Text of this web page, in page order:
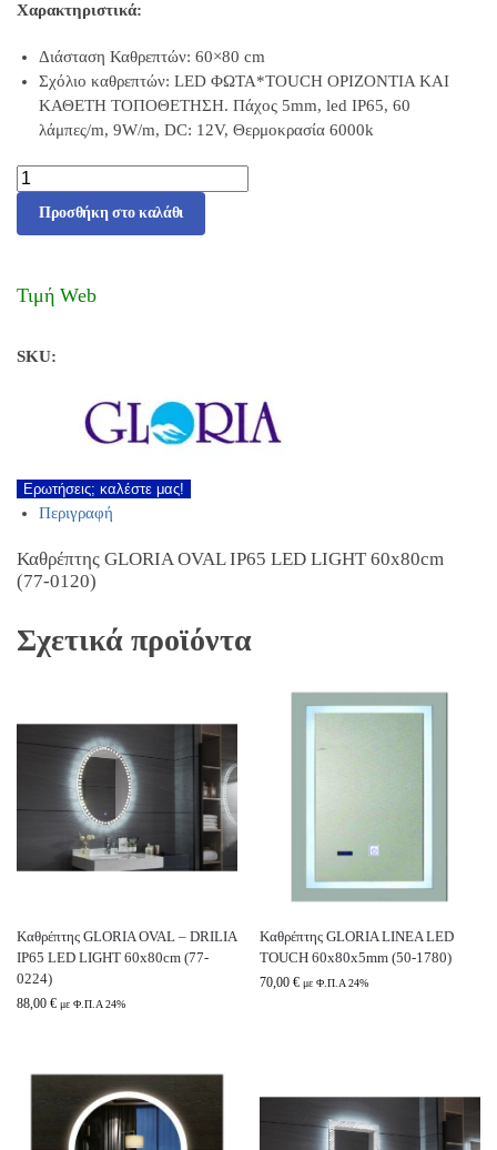
Χαρακτηριστικά:
Διάσταση Καθρεπτών: 60×80 cm
Σχόλιο καθρεπτών: LED ΦΩΤΑ*TOUCH ΟΡΙΖΟΝΤΙΑ ΚΑΙ
ΚΑΘΕΤΗ ΤΟΠΟΘΕΤΗΣΗ. Πάχος 5mm, led IP65, 60
λάμπες/m, 9W/m, DC: 12V, Θερμοκρασία 6000k
Προσθήκη στο καλάθι
Τιμή Web
SKU:
Ερωτήσεις; καλέστε μας!
Περιγραφή
Καθρέπτης GLORIA OVAL IP65 LED LIGHT 60x80cm
(77-0120)
Σχετικά προϊόντα
Καθρέπτης GLORIA OVAL – DRILIA
IP65 LED LIGHT 60x80cm (77-
0224)
88,00 € με Φ.Π.Α 24%
Καθρέπτης GLORIA LINEA LED
TOUCH 60x80x5mm (50-1780)
70,00 € με Φ.Π.Α 24%